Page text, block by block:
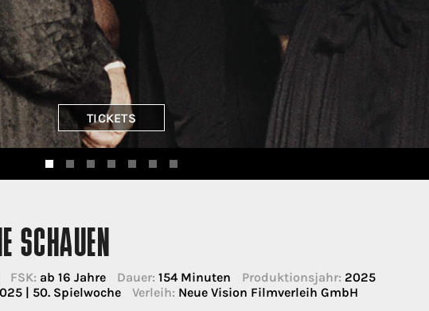
TICKETS
SCHAUEN
FSK: ab 16 Jahre Dauer: 154 Minuten Produktionsjahr: 2025
| 50. Spielwoche Verleih: Neue Vision Filmverleih GmbH